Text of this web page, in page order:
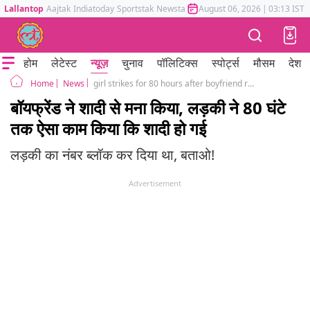
Lallantop Aajtak Indiatoday Sportstak Newstak Mumbai Tak Astrotak
August 06, 2026 | 03:13 IST
होम लेटेस्ट न्यूज़ चुनाव पॉलिटिक्स स्पोर्ट्स मौसम देश
Home News girl strikes for 80 hours after boyfriend refused to marry dhanbad jharkhand
बॉयफ्रेंड ने शादी से मना किया, लड़की ने 80 घंटे
तक ऐसा काम किया कि शादी हो गई
लड़की का नंबर ब्लॉक कर दिया था, बताओ!
Advertisement